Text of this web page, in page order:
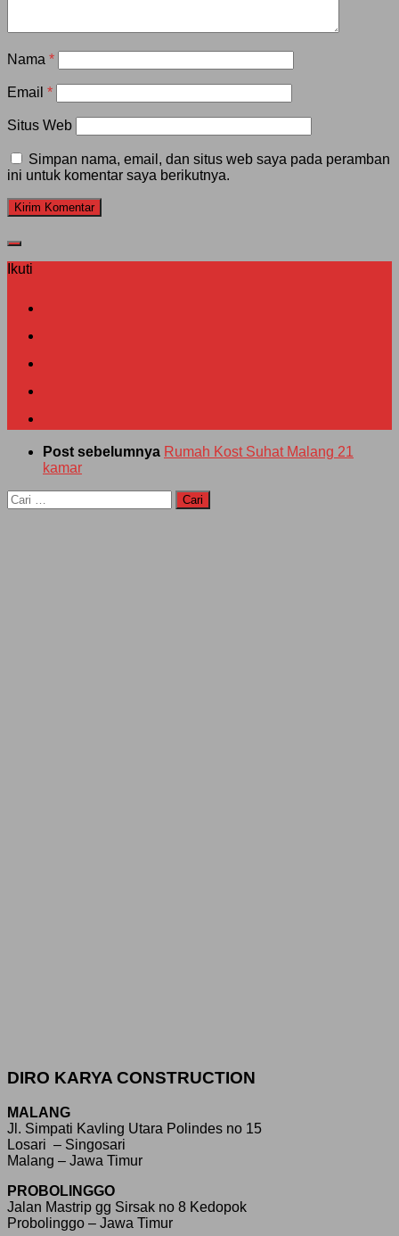
Nama *
Email *
Situs Web
Simpan nama, email, dan situs web saya pada peramban
ini untuk komentar saya berikutnya.
Ikuti
Post sebelumnya Rumah Kost Suhat Malang 21
kamar
Cari
untuk:
DIRO KARYA CONSTRUCTION
MALANG
Jl. Simpati Kavling Utara Polindes no 15
Losari – Singosari
Malang – Jawa Timur
PROBOLINGGO
Jalan Mastrip gg Sirsak no 8 Kedopok
Probolinggo – Jawa Timur